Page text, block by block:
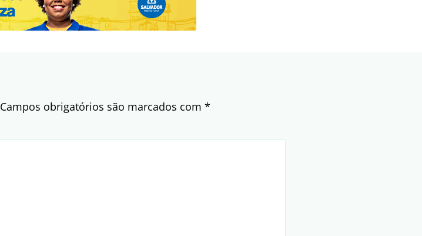
Campos obrigatórios são marcados com *